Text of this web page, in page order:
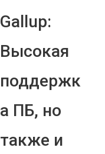
Gallup:
Высокая
поддержк
а ПБ, но
также и